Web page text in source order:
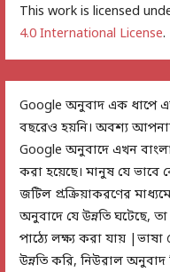
This work is licensed
4.0 International License.
Google অনুবাদ এক ধাপে
বছরেও হয়নি। অবশ্য
Google অনুবাদে এখন
করা হয়েছে। মানুষ যে
জটিল প্রক্রিয়াকরণের
অনুবাদে যে উন্নতি ঘটেছে,
পাঠ্যে লক্ষ্য করা যায়
উন্নতি করি, নিউরাল অনুবাদ